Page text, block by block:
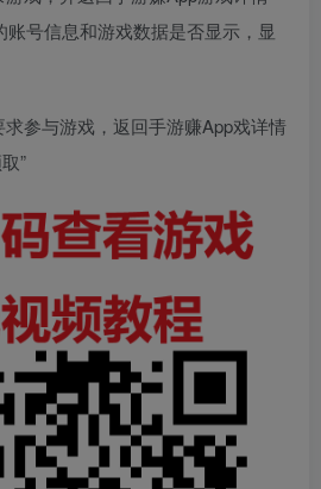
账号信息和游戏数据是否显示，显
参与游戏，返回手游赚App戏详情
”